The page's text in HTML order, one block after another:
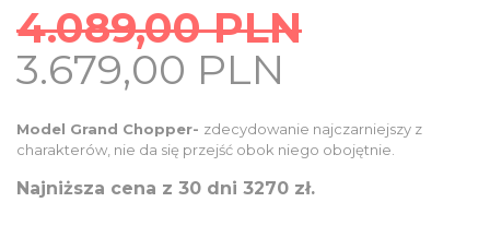
INFO
4.089,00PLN
Original
price
was:
4.089,00
PLN.
3.679,00 PLN
is:
3.679,00
PLN.
Model Grand Chopper- zdecydowanie najczarniejszy z
charakterów, nie da się przejść obok niego obojętnie.
Najniższa cena z 30 dni 3270 zł.